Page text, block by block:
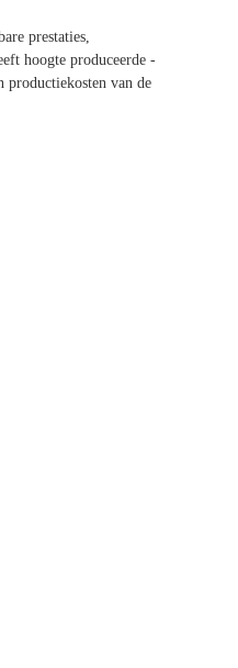
prestaties,
hoogte produceerde -
productiekosten van de